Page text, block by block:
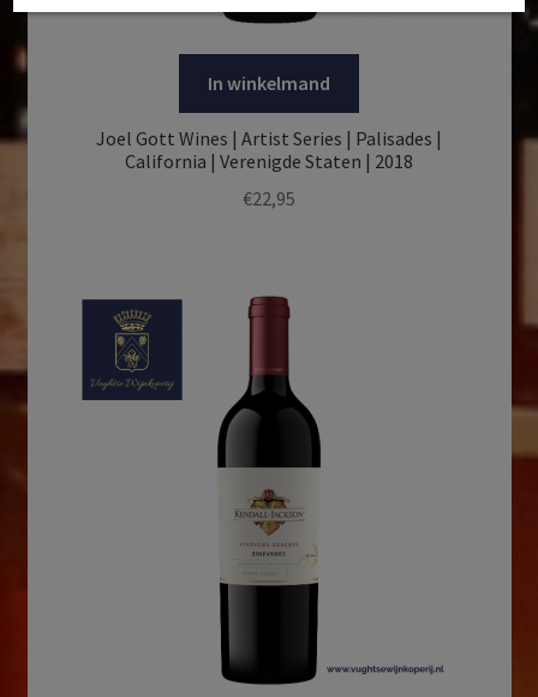
In winkelmand
Joel Gott Wines | Artist Series | Palisades |
California | Verenigde Staten | 2018
€22,95